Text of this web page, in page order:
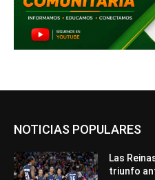
NOTICIAS POPULARES
Las
triunfo